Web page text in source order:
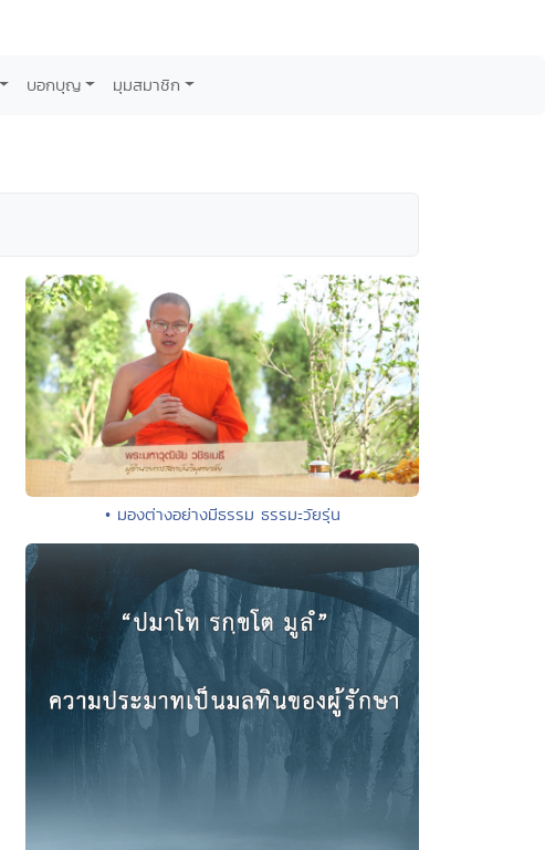
บอกบุญ มุมสมาชิก
• มองต่างอย่างมีธรรม ธรรมะวัยรุ่น